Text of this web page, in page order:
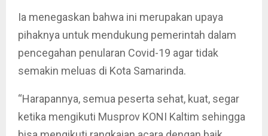
Ia menegaskan bahwa ini merupakan upaya
pihaknya untuk mendukung pemerintah dalam
pencegahan penularan Covid-19 agar tidak
semakin meluas di Kota Samarinda.
“Harapannya, semua peserta sehat, kuat, segar
ketika mengikuti Musprov KONI Kaltim sehingga